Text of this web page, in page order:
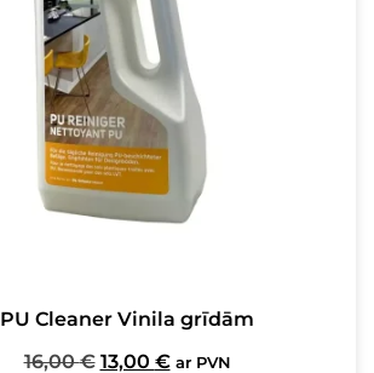
PU Cleaner Vinila grīdām
16,00€ Original
13,00 €Current
ar PVN